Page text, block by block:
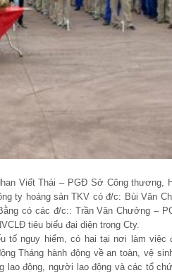
Viết Thái – PGĐ Sở Công thương,
ty hoáng sản TKV có đ/c: Bùi Văn
có các đ/c:: Trần Văn Chưởng –
tiêu biểu đại diện trong Cty.
tố nguy hiểm, có hại tại nơi làm việc
Tháng hành động về an toàn, vệ
động, người lao động và các tổ